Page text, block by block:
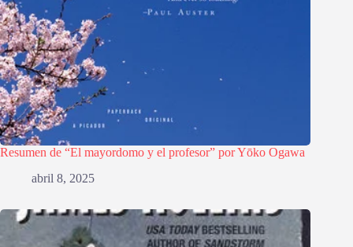
Resumen de “El mayordomo y el profesor” por Yōko Ogawa
abril 8, 2025